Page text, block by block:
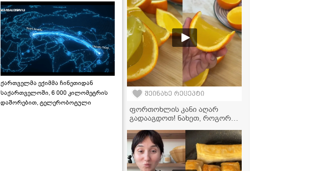
ქართველმა ექიმმა ჩინეთიდან
საქართველოში, 6 000 კილომეტრის
დაშორებით, ტელერობოტული
შეინახე რეცეპტი
ფორთოხლის კანი აღარ
გადააგდოთ! ნახეთ, როგორ
გემრიელ დესერტად